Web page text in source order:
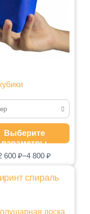
600 ₽–4 800 ₽
Выберите
параметры
доска